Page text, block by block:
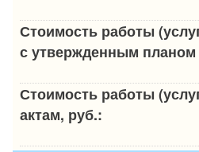
Стоимость работы
с утвержденным
Стоимость работы
актам, руб.: